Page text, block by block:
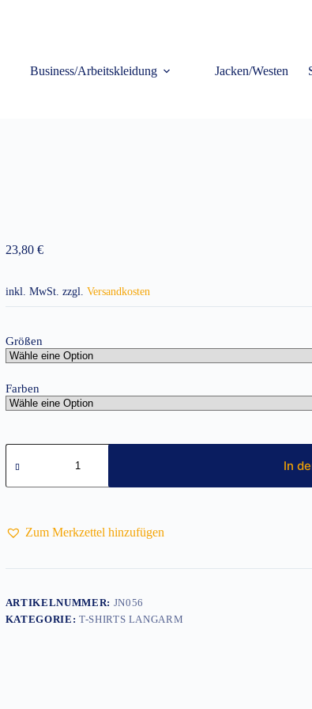
Business/Arbeitskleidung Jacken/Westen
23,80 €
inkl. MwSt. zzgl. Versandkosten
Größen
Farben
Herren
Langarm
In
Zum Merkzettel hinzufügen
ARTIKELNUMMER: JN056
KATEGORIE: T-SHIRTS LANGARM